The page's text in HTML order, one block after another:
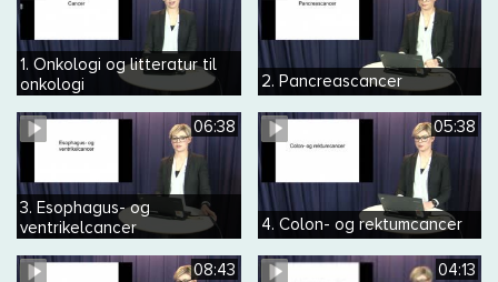
1. Onkologi og litteratur til
onkologi
2. Pancreascancer
06:38
3. Esophagus- og
ventrikelcancer
05:38
4. Colon- og rektumcancer
08:43 04:13